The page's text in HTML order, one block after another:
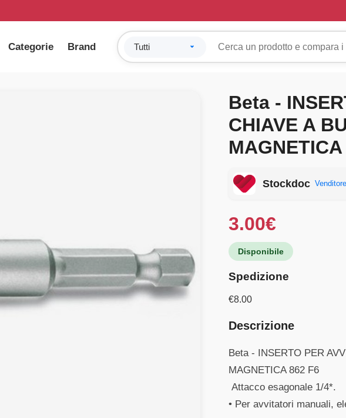
Categorie Brand
Beta -
CHIAVE A
Stockdoc
3.00€
Disponibile
Spedizione
€8.00
Descrizione
Beta - INSERTO PER
MAGNETICA 862 F6
Attacco esagonale 1/4*.
• Per avvitatori manuali,